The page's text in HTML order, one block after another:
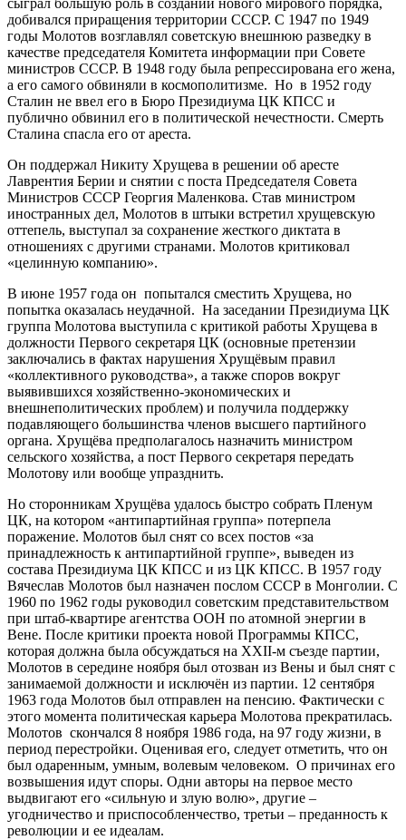
сыграл большую роль в создании нового мирового порядка,
добивался приращения территории СССР. С 1947 по 1949
годы Молотов возглавлял советскую внешнюю разведку в
качестве председателя Комитета информации при Совете
министров СССР. В 1948 году была репрессирована его жена,
а его самого обвиняли в космополитизме. Но в 1952 году
Сталин не ввел его в Бюро Президиума ЦК КПСС и
публично обвинил его в политической нечестности. Смерть
Сталина спасла его от ареста.
Он поддержал Никиту Хрущева в решении об аресте
Лаврентия Берии и снятии с поста Председателя Совета
Министров СССР Георгия Маленкова. Став министром
иностранных дел, Молотов в штыки встретил хрущевскую
оттепель, выступал за сохранение жесткого диктата в
отношениях с другими странами. Молотов критиковал
«целинную компанию».
В июне 1957 года он попытался сместить Хрущева, но
попытка оказалась неудачной. На заседании Президиума ЦК
группа Молотова выступила с критикой работы Хрущева в
должности Первого секретаря ЦК (основные претензии
заключались в фактах нарушения Хрущёвым правил
«коллективного руководства», а также споров вокруг
выявившихся хозяйственно-экономических и
внешнеполитических проблем) и получила поддержку
подавляющего большинства членов высшего партийного
органа. Хрущёва предполагалось назначить министром
сельского хозяйства, а пост Первого секретаря передать
Молотову или вообще упразднить.
Но сторонникам Хрущёва удалось быстро собрать Пленум
ЦК, на котором «антипартийная группа» потерпела
поражение. Молотов был снят со всех постов «за
принадлежность к антипартийной группе», выведен из
состава Президиума ЦК КПСС и из ЦК КПСС. В 1957 году
Вячеслав Молотов был назначен послом СССР в Монголии. С
1960 по 1962 годы руководил советским представительством
при штаб-квартире агентства ООН по атомной энергии в
Вене. После критики проекта новой Программы КПСС,
которая должна была обсуждаться на XXII-м съезде партии,
Молотов в середине ноября был отозван из Вены и был снят с
занимаемой должности и исключён из партии. 12 сентября
1963 года Молотов был отправлен на пенсию. Фактически с
этого момента политическая карьера Молотова прекратилась.
Молотов скончался 8 ноября 1986 года, на 97 году жизни, в
период перестройки. Оценивая его, следует отметить, что он
был одаренным, умным, волевым человеком. О причинах его
возвышения идут споры. Одни авторы на первое место
выдвигают его «сильную и злую волю», другие –
угодничество и приспособленчество, третьи – преданность к
революции и ее идеалам.